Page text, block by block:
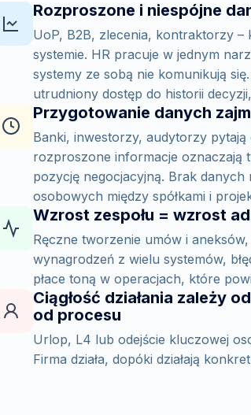
Rozproszone i niespójne
UoP, B2B, zlecenia, kontraktorzy
systemie. HR pracuje w jednym
systemy ze sobą nie komunikują
utrudniony dostęp do historii
Przygotowanie danych
Banki, inwestorzy, audytorzy
rozproszone informacje oznaczają
pozycję negocjacyjną. Brak
osobowych między spółkami i
Wzrost zespołu = wzrost
Ręczne tworzenie umów i
wynagrodzeń z wielu systemów,
płace toną w operacjach, które
Ciągłość działania zależy
od procesu
Urlop, L4 lub odejście kluczowej
Firma działa, dopóki działają